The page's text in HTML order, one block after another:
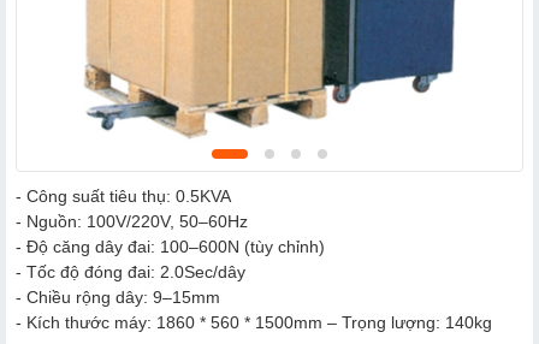
- Công suất tiêu thụ: 0.5KVA
- Nguồn: 100V/220V, 50–60Hz
- Độ căng dây đai: 100–600N (tùy chỉnh)
- Tốc độ đóng đai: 2.0Sec/dây
- Chiều rộng dây: 9–15mm
- Kích thước máy: 1860 * 560 * 1500mm – Trọng lượng: 140kg